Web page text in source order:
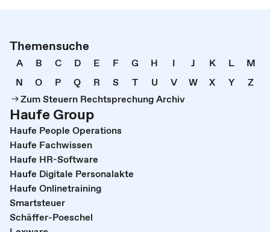
Themensuche
A B C D E F G H I J K L
M
N
O P Q R S T U V W X Y
Z
Zum Steuern Rechtsprechung Archiv
Haufe Group
Haufe People Operations
Haufe Fachwissen
Haufe HR-Software
Haufe Digitale Personalakte
Haufe Onlinetraining
Smartsteuer
Schäffer-Poeschel